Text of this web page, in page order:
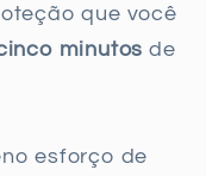
que você
minutos de
esforço de